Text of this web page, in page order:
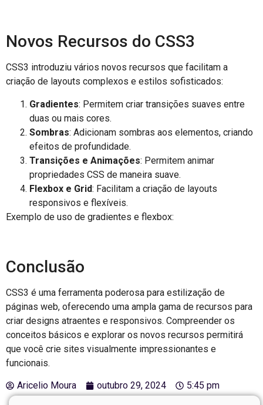
Novos Recursos do CSS3
CSS3 introduziu vários novos recursos que facilitam a
criação de layouts complexos e estilos sofisticados:
Gradientes: Permitem criar transições suaves entre
duas ou mais cores.
Sombras: Adicionam sombras aos elementos, criando
efeitos de profundidade.
Transições e Animações: Permitem animar
propriedades CSS de maneira suave.
Flexbox e Grid: Facilitam a criação de layouts
responsivos e flexíveis.
Exemplo de uso de gradientes e flexbox:
Conclusão
CSS3 é uma ferramenta poderosa para estilização de
páginas web, oferecendo uma ampla gama de recursos para
criar designs atraentes e responsivos. Compreender os
conceitos básicos e explorar os novos recursos permitirá
que você crie sites visualmente impressionantes e
funcionais.
Aricelio Moura outubro 29, 2024 5:45 pm